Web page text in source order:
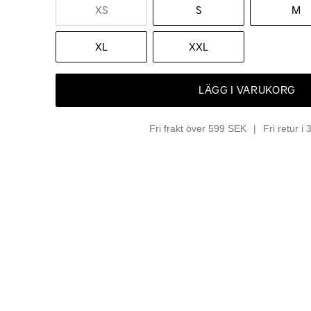
XS S M
XL XXL
LÄGG I VARUKORG
Fri frakt över 599 SEK Fri retur i